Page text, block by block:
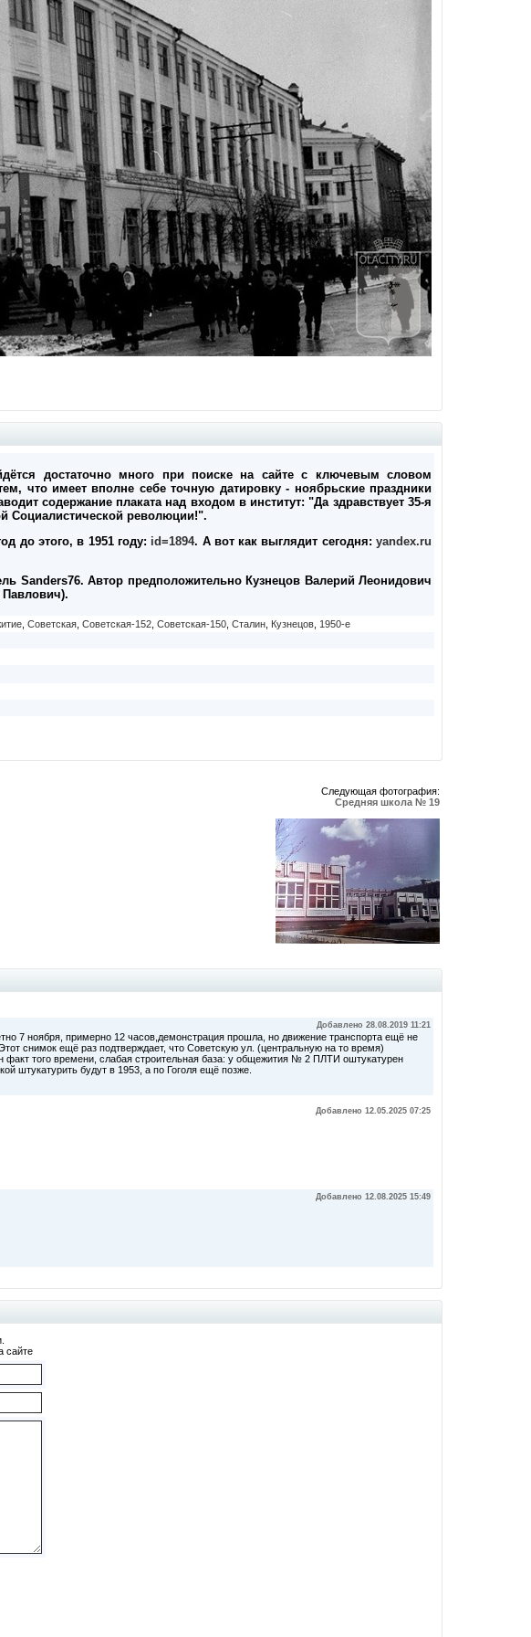
достаточно много при поиске на сайте с ключевым словом
что имеет вполне себе точную датировку - ноябрьские праздники
содержание плаката над входом в институт: "Да здравствует 35-я
Социалистической революции!".
до этого, в 1951 году: id=1894. А вот как выглядит сегодня:yandex.ru
Sanders76. Автор предположительно Кузнецов Валерий Леонидович
Павлович).
Советская Советская-152 Советская-150 Сталин Кузнецов 1950-е
Следующая фотография:
Средняя школа № 19
Добавлено 28.08.2019 11:21
7 ноября, примерно 12 часов,демонстрация прошла, но движение транспорта ещё не
снимок ещё раз подтверждает, что Советскую ул. (центральную на то время)
факт того времени, слабая строительная база: у общежития № 2 ПЛТИ оштукатурен
штукатурить будут в 1953, а по Гоголя ещё позже.
Добавлено 12.05.2025 07:25
Добавлено 12.08.2025 15:49
сайте